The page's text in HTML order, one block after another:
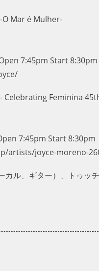
Mar é Mulher-
7:45pm Start 8:30pm
Feminina 45th
7:45pm Start 8:30pm
joyce-moreno-260702/
カル、ギター）、トゥッ